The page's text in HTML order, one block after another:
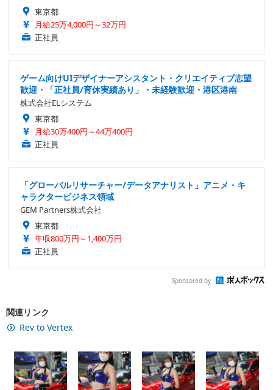
東京都
月給25万4,000円～32万円
正社員
ゲーム向けUIデザイナーアシスタント・クリエイティブ志望
歓迎・「正社員/育休実績あり」・未経験歓迎・港区港南
株式会社ELシステム
東京都
月給30万400円～44万400円
正社員
「グローバルリサーチャー/データアナリスト」アニメ・キ
ャラクタービジネス領域
GEM Partners株式会社
東京都
年収800万円～1,400万円
正社員
Sponsored by
関連リンク
Rev to Vertex